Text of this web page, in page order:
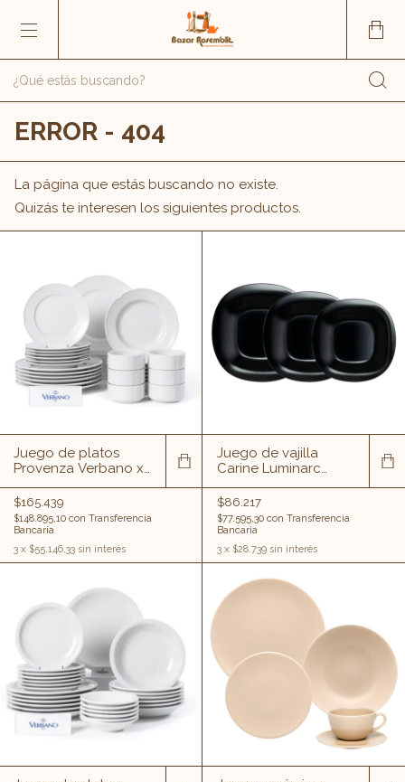
ERROR - 404
La página que estás buscando no existe.
Quizás te interesen los siguientes productos.
Juego de platos
Provenza Verbano x
24 unidades (6
playo, 6 postre, 6
hondo, 6
compoteras)
$165.439
$148.895,10 con Transferencia
Bancaria
3 x $55.146,33 sin interés
Juego de vajilla
Carine Luminarc
negro x 18 unidades
(6 playos, 6 hondos,
6 postre)
$86.217
$77.595,30 con Transferencia
Bancaria
3 x $28.739 sin interés